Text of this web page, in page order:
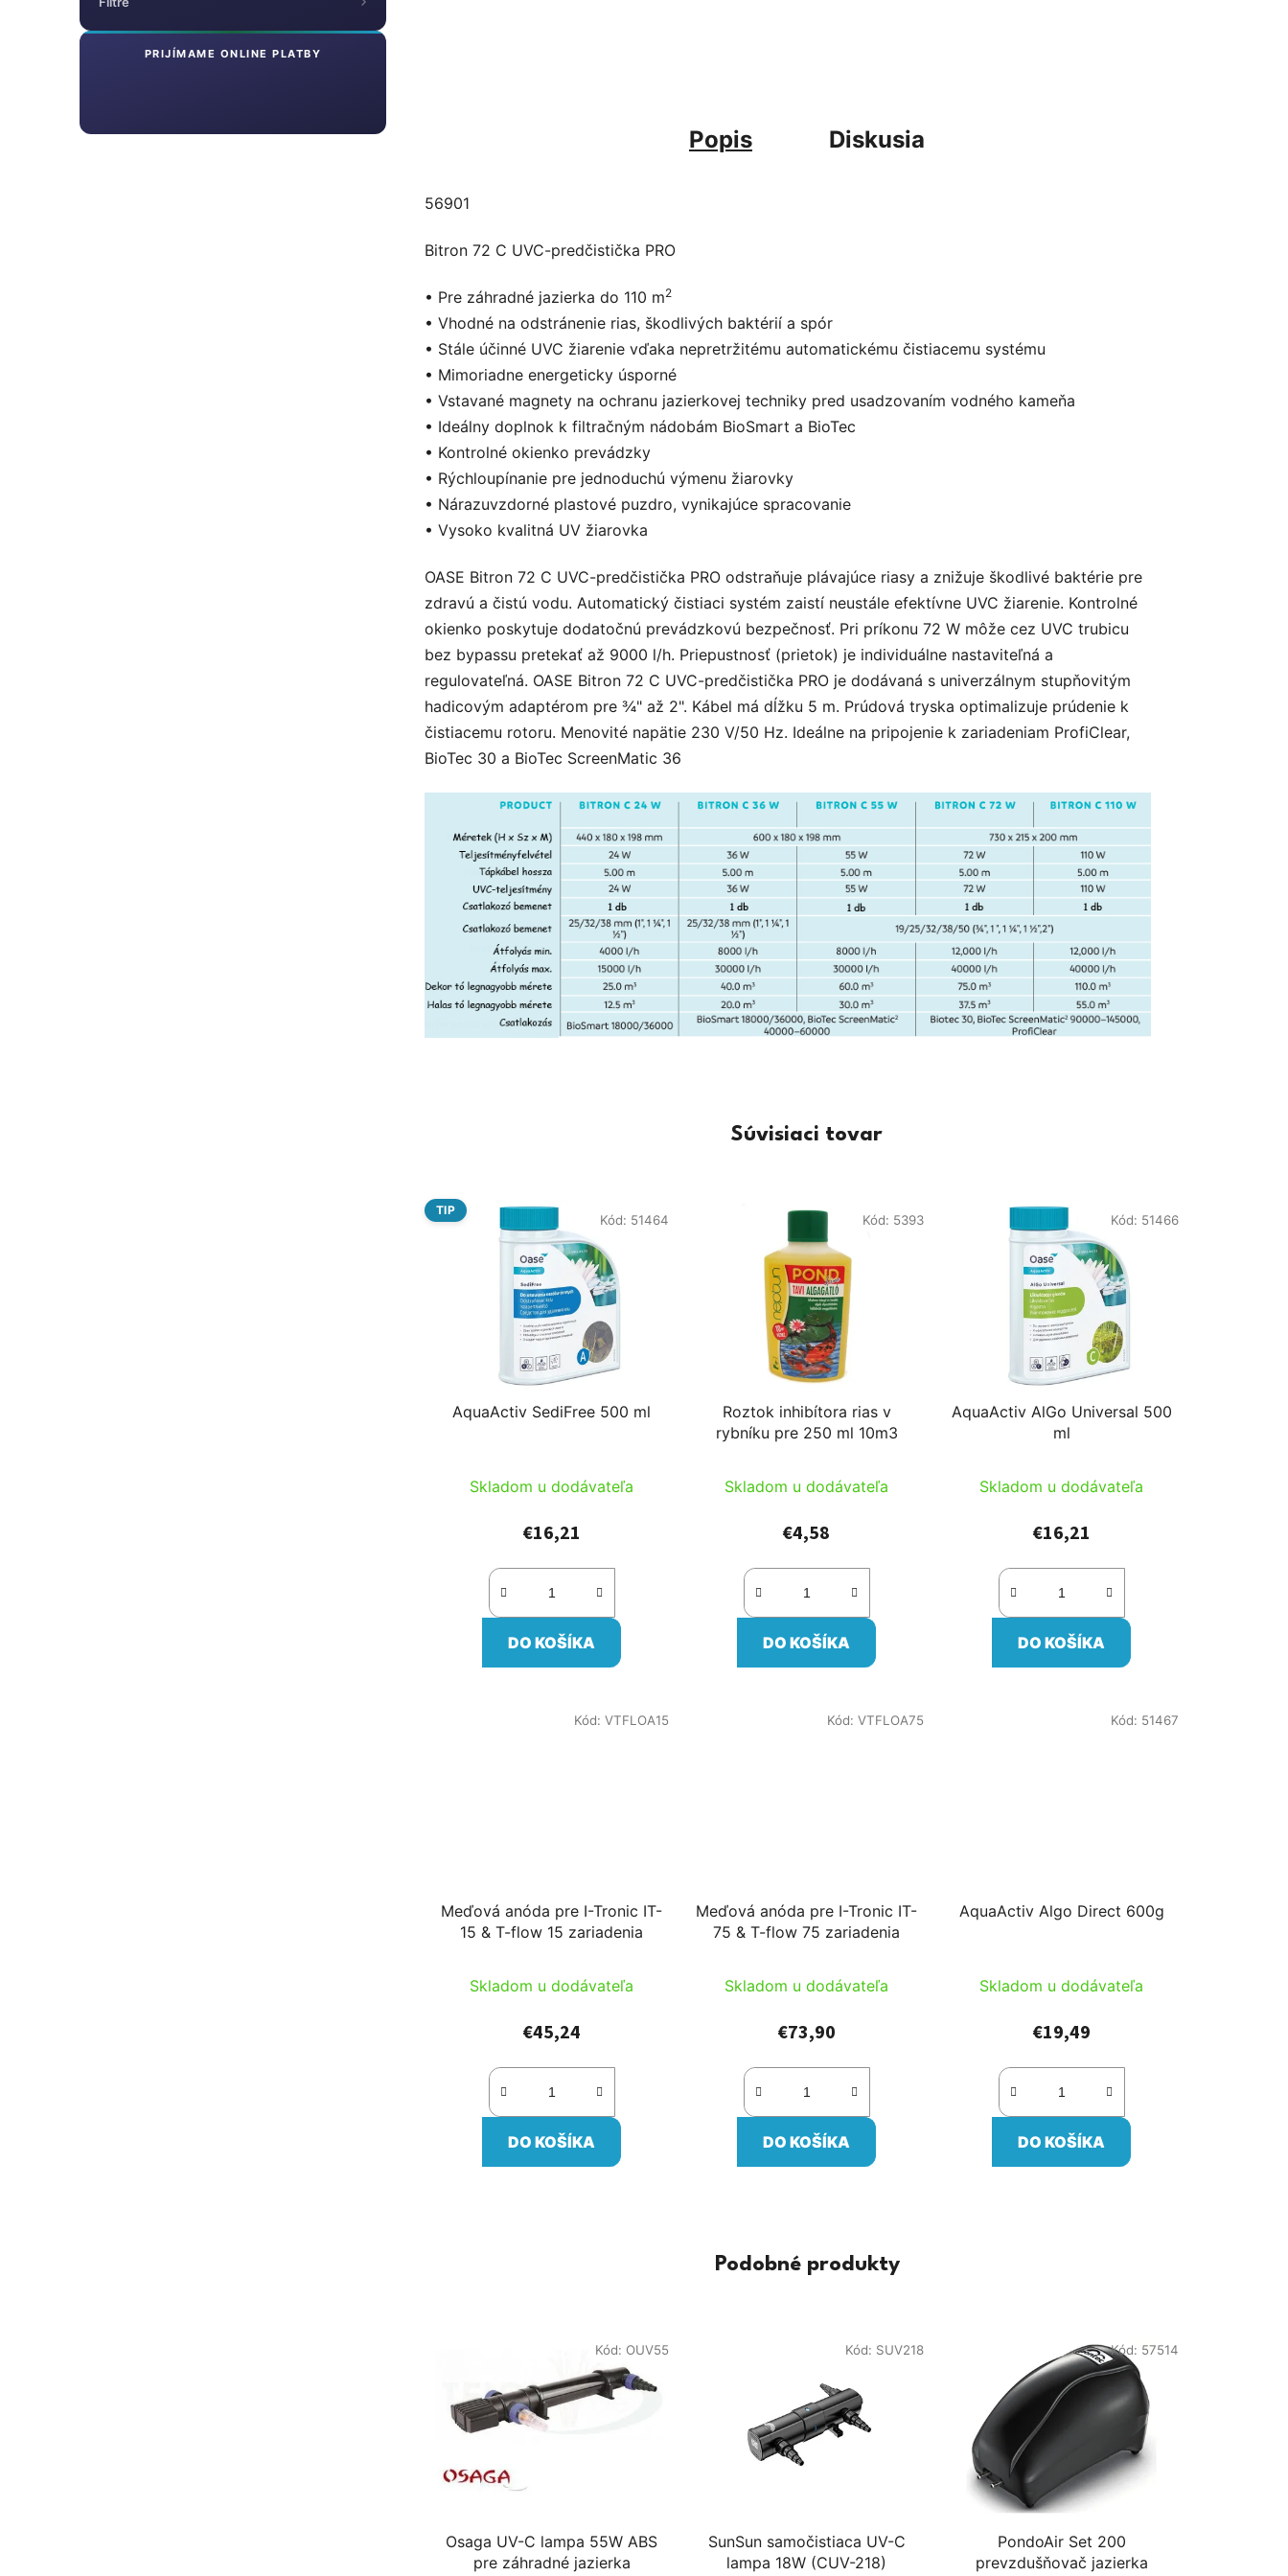
PRIJÍMAME ONLINE PLATBY
Popis Diskusia
56901
Bitron 72 C UVC-predčistička PRO
• Pre záhradné jazierka do 110 m2
• Vhodné na odstránenie rias, škodlivých baktérií a spór
• Stále účinné UVC žiarenie vďaka nepretržitému automatickému čistiacemu systému
• Mimoriadne energeticky úsporné
• Vstavané magnety na ochranu jazierkovej techniky pred usadzovaním vodného kameňa
• Ideálny doplnok k filtračným nádobám BioSmart a BioTec
• Kontrolné okienko prevádzky
• Rýchloupínanie pre jednoduchú výmenu žiarovky
• Nárazuvzdorné plastové puzdro, vynikajúce spracovanie
• Vysoko kvalitná UV žiarovka
OASE Bitron 72 C UVC-predčistička PRO odstraňuje plávajúce riasy a znižuje škodlivé baktérie pre
zdravú a čistú vodu. Automatický čistiaci systém zaistí neustále efektívne UVC žiarenie. Kontrolné
okienko poskytuje dodatočnú prevádzkovú bezpečnosť. Pri príkonu 72 W môže cez UVC trubicu
bez bypassu pretekať až 9000 l/h. Priepustnosť (prietok) je individuálne nastaviteľná a
regulovateľná. OASE Bitron 72 C UVC-predčistička PRO je dodávaná s univerzálnym stupňovitým
hadicovým adaptérom pre ¾" až 2". Kábel má dĺžku 5 m. Prúdová tryska optimalizuje prúdenie k
čistiacemu rotoru. Menovité napätie 230 V/50 Hz. Ideálne na pripojenie k zariadeniam ProfiClear,
BioTec 30 a BioTec ScreenMatic 36
Súvisiaci tovar
TIP
AquaActiv SediFree 500 ml
Skladom u dodávateľa
€16,21
DO KOŠÍKA
Kód: 51464
Roztok inhibítora rias v
rybníku pre 250 ml 10m3
Skladom u dodávateľa
€4,58
DO KOŠÍKA
Kód: 5393
AquaActiv AlGo Universal 500
ml
Skladom u dodávateľa
€16,21
DO KOŠÍKA
Kód: 51466
Meďová anóda pre I-Tronic IT-
15 & T-flow 15 zariadenia
Skladom u dodávateľa
€45,24
DO KOŠÍKA
Kód: VTFLOA15
Meďová anóda pre I-Tronic IT-
75 & T-flow 75 zariadenia
Skladom u dodávateľa
€73,90
DO KOŠÍKA
Kód: VTFLOA75
AquaActiv Algo Direct 600g
Skladom u dodávateľa
€19,49
DO KOŠÍKA
Kód: 51467
Podobné produkty
Osaga UV-C lampa 55W ABS
pre záhradné jazierka
Kód: OUV55
SunSun samočistiaca UV-C
lampa 18W (CUV-218)
Kód: SUV218
PondoAir Set 200
prevzdušňovač jazierka
Kód: 57514